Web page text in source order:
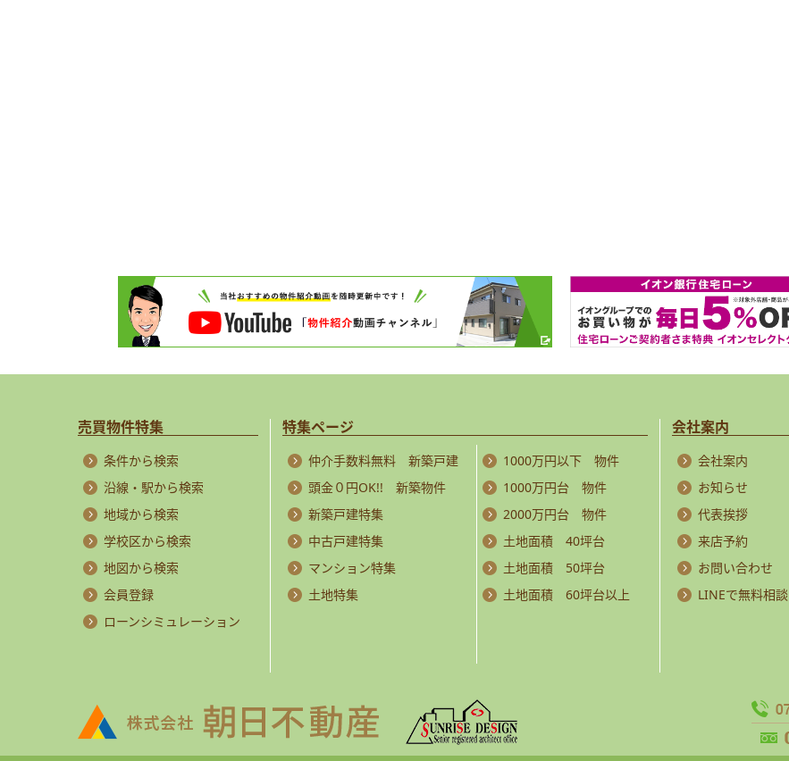
売買物件特集
条件から検索
沿線・駅から検索
地域から検索
学校区から検索
地図から検索
会員登録
ローンシミュレーション
特集ページ
仲介手数料無料 新築戸建
頭金０円OK!! 新築物件
新築戸建特集
中古戸建特集
マンション特集
土地特集
1000万円以下 物件
1000万円台 物件
2000万円台 物件
土地面積 40坪台
土地面積 50坪台
土地面積 60坪台以上
会社案内
会社案内
お知らせ
代表挨拶
来店予約
お問い合わせ
LINEで無料相談